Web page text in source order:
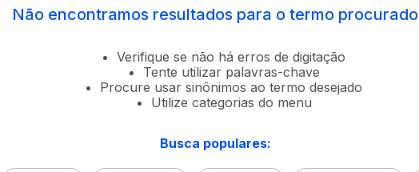
Não encontramos resultados para o termo procurado
Verifique se não há erros de digitação
Tente utilizar palavras-chave
Procure usar sinônimos ao termo desejado
Utilize categorias do menu
Busca populares: